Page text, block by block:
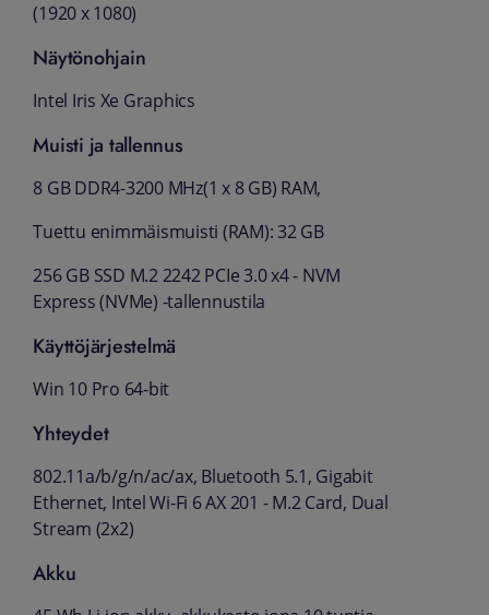
(1920 x 1080)
Näytönohjain
Intel Iris Xe Graphics
Muisti ja tallennus
8 GB DDR4-3200 MHz(1 x 8 GB) RAM,
Tuettu enimmäismuisti (RAM): 32 GB
256 GB SSD M.2 2242 PCIe 3.0 x4 - NVM
Express (NVMe) -tallennustila
Käyttöjärjestelmä
Win 10 Pro 64-bit
Yhteydet
802.11a/b/g/n/ac/ax, Bluetooth 5.1, Gigabit
Ethernet, Intel Wi-Fi 6 AX 201 - M.2 Card, Dual
Stream (2x2)
Akku